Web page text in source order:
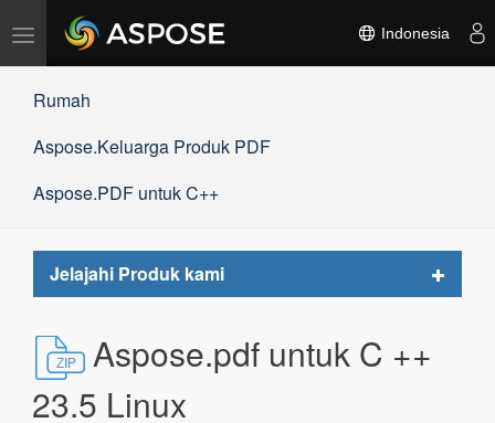
Alihkan
navigasi
Indonesia
Rumah
Aspose.Keluarga Produk PDF
Aspose.PDF untuk C++
Jelajahi Produk kami
Toggle
Aspose.pdf untuk C ++
23.5 Linux